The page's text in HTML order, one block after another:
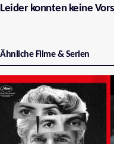
Leider konnten keine
Ähnliche Filme & Serien